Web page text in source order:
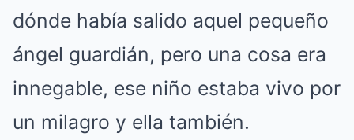
dónde había salido aquel pequeño
ángel guardián, pero una cosa era
innegable, ese niño estaba vivo por
un milagro y ella también.